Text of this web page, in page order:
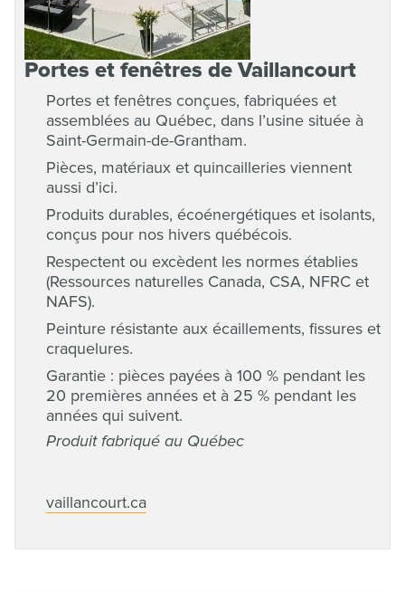
Portes et fenêtres de Vaillancourt
Portes et fenêtres conçues, fabriquées et
assemblées au Québec, dans l’usine située à
Saint-Germain-de-Grantham.
Pièces, matériaux et quincailleries viennent
aussi d’ici.
Produits durables, écoénergétiques et isolants,
conçus pour nos hivers québécois.
Respectent ou excèdent les normes établies
(Ressources naturelles Canada, CSA, NFRC et
NAFS).
Peinture résistante aux écaillements, fissures et
craquelures.
Garantie : pièces payées à 100 % pendant les
20 premières années et à 25 % pendant les
années qui suivent.
Produit fabriqué au Québec
vaillancourt.ca